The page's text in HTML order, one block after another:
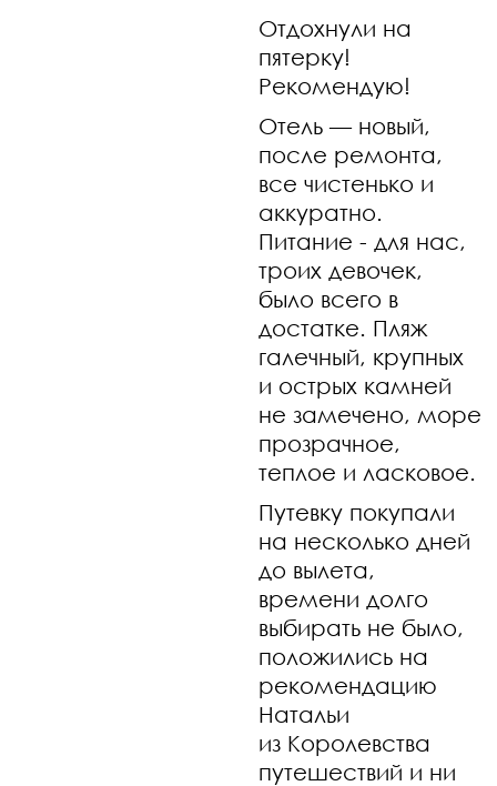
Отдохнули на
пятерку!
Рекомендую!
Отель — новый,
после ремонта,
все чистенько и
аккуратно.
Питание - для нас,
троих девочек,
было всего в
достатке. Пляж
галечный, крупных
и острых камней
не замечено, море
прозрачное,
теплое и ласковое.
Путевку покупали
на несколько дней
до вылета,
времени долго
выбирать не было,
положились на
рекомендацию
Натальи
из Королевства
путешествий и ни